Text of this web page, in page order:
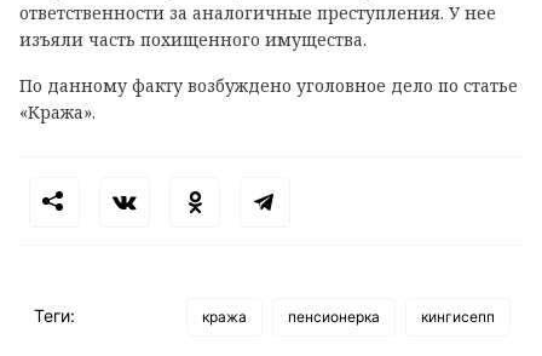
ответственности за аналогичные преступления. У нее
изъяли часть похищенного имущества.
По данному факту возбуждено уголовное дело по статье
«Кража».
Теги: кража пенсионерка кингисепп